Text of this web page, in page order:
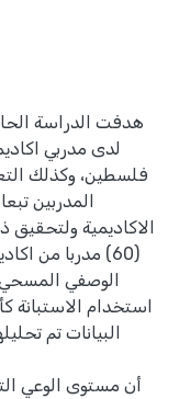
هدفت الدراسة
لدى مدربي
فلسطين، وكذلك
المدربين
الاكاديمية
(60) مدربا من
الوصفي المسحي
استخدام الاستبانة
البيانات تم
أن مستوى الوعي